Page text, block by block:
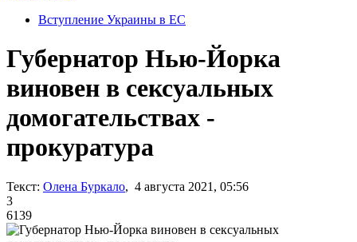
Вступление Украины в ЕС
Губернатор Нью-Йорка
виновен в сексуальных
домогательствах -
прокуратура
Текст: Олена Буркало, 4 августа 2021, 05:56
3
6139